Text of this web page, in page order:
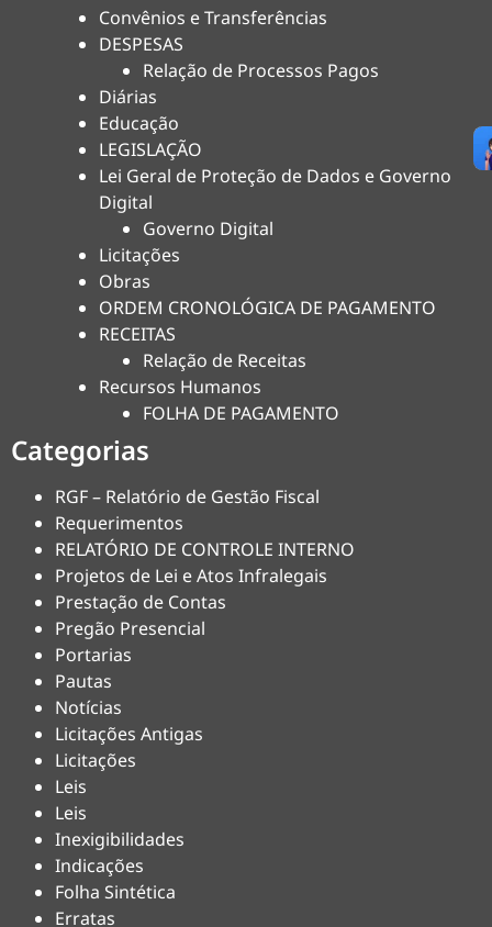
Convênios e Transferências
DESPESAS
Relação de Processos Pagos
Diárias
Educação
LEGISLAÇÃO
Lei Geral de Proteção de Dados e Governo
Digital
Governo Digital
Licitações
Obras
ORDEM CRONOLÓGICA DE PAGAMENTO
RECEITAS
Relação de Receitas
Recursos Humanos
FOLHA DE PAGAMENTO
Categorias
RGF – Relatório de Gestão Fiscal
Requerimentos
RELATÓRIO DE CONTROLE INTERNO
Projetos de Lei e Atos Infralegais
Prestação de Contas
Pregão Presencial
Portarias
Pautas
Notícias
Licitações Antigas
Licitações
Leis
Leis
Inexigibilidades
Indicações
Folha Sintética
Erratas